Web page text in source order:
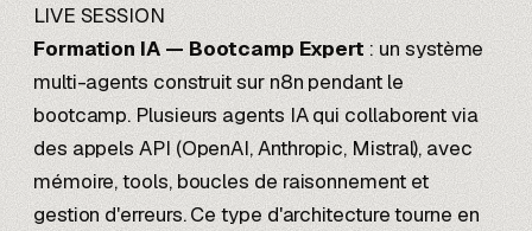
LIVE SESSION
Formation IA — Bootcamp Expert : un système
multi-agents construit sur n8n pendant le
bootcamp. Plusieurs agents IA qui collaborent via
des appels API (OpenAI, Anthropic, Mistral), avec
mémoire, tools, boucles de raisonnement et
gestion d'erreurs. Ce type d'architecture tourne en